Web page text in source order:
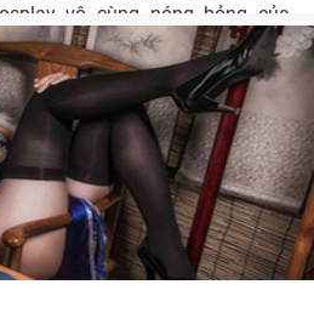
vô cùng nóng bỏng của
nhé.